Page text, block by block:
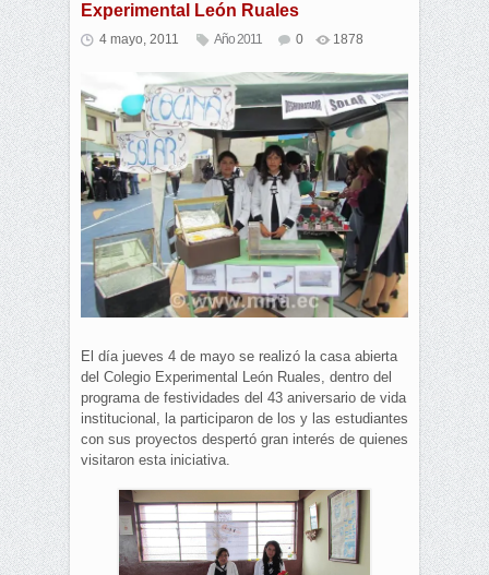
Experimental León Ruales
4 mayo, 2011 Año 2011 0 1878
El día jueves 4 de mayo se realizó la casa abierta
del Colegio Experimental León Ruales, dentro del
programa de festividades del 43 aniversario de vida
institucional, la participaron de los y las estudiantes
con sus proyectos despertó gran interés de quienes
visitaron esta iniciativa.